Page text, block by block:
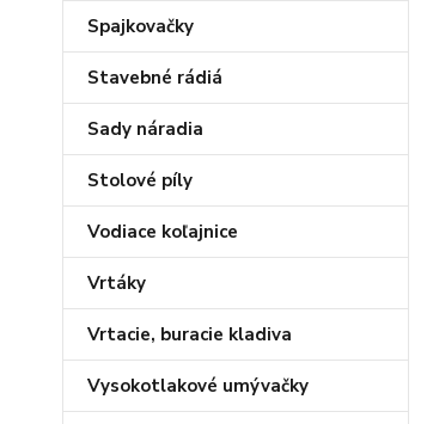
Spajkovačky
Stavebné rádiá
Sady náradia
Stolové píly
Vodiace koľajnice
Vrtáky
Vrtacie, buracie kladiva
Vysokotlakové umývačky